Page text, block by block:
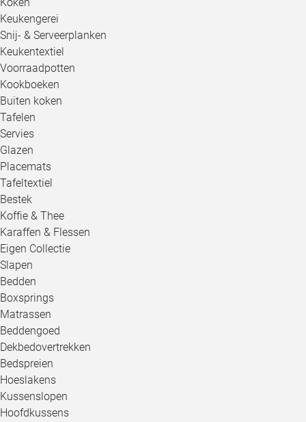
Keukengerei
Snij- & Serveerplanken
Keukentextiel
Voorraadpotten
Kookboeken
Buiten koken
Tafelen
Servies
Glazen
Placemats
Tafeltextiel
Bestek
Koffie & Thee
Karaffen & Flessen
Eigen Collectie
Slapen
Bedden
Boxsprings
Matrassen
Beddengoed
Dekbedovertrekken
Bedspreien
Hoeslakens
Kussenslopen
Hoofdkussens